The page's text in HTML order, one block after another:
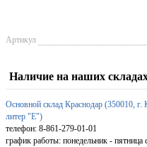
Артикул
Наличие на наших
Основной склад Краснодар (350010,
литер "Е")
телефон: 8-861-279-01-01
график работы: понедельник - пятница